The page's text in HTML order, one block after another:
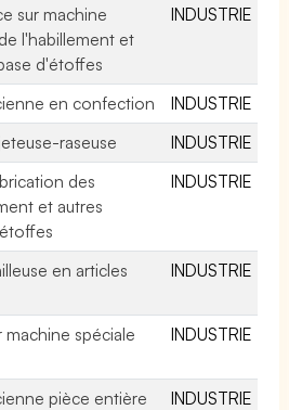
sur machine
l'habillement et
d'étoffes
INDUSTRIE
en confection
INDUSTRIE
raseuse
INDUSTRIE
des
et autres
INDUSTRIE
en articles
INDUSTRIE
machine spéciale
INDUSTRIE
pièce entière
INDUSTRIE